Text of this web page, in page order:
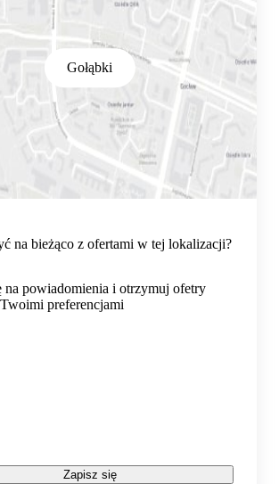
Gołąbki
na bieżąco z ofertami w tej lokalizacji?
na powiadomienia i otrzymuj ofetry
preferencjami
Zapisz się